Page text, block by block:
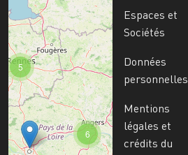
6
5
Espaces et
Sociétés
Données
personnelles
Mentions
légales et
crédits du